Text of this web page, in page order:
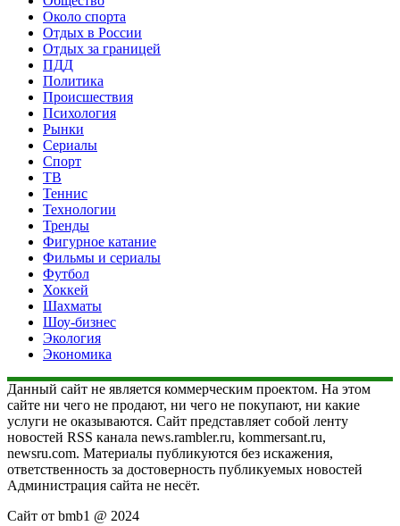
Около спорта
Отдых в России
Отдых за границей
ПДД
Политика
Происшествия
Психология
Рынки
Сериалы
Спорт
ТВ
Теннис
Технологии
Тренды
Фигурное катание
Фильмы и сериалы
Футбол
Хоккей
Шахматы
Шоу-бизнес
Экология
Экономика
Данный сайт не является коммерческим проектом. На этом
сайте ни чего не продают, ни чего не покупают, ни какие
услуги не оказываются. Сайт представляет собой ленту
новостей RSS канала news.rambler.ru, kommersant.ru,
newsru.com. Материалы публикуются без искажения,
ответственность за достоверность публикуемых новостей
Администрация сайта не несёт.
Сайт от bmb1 @ 2024